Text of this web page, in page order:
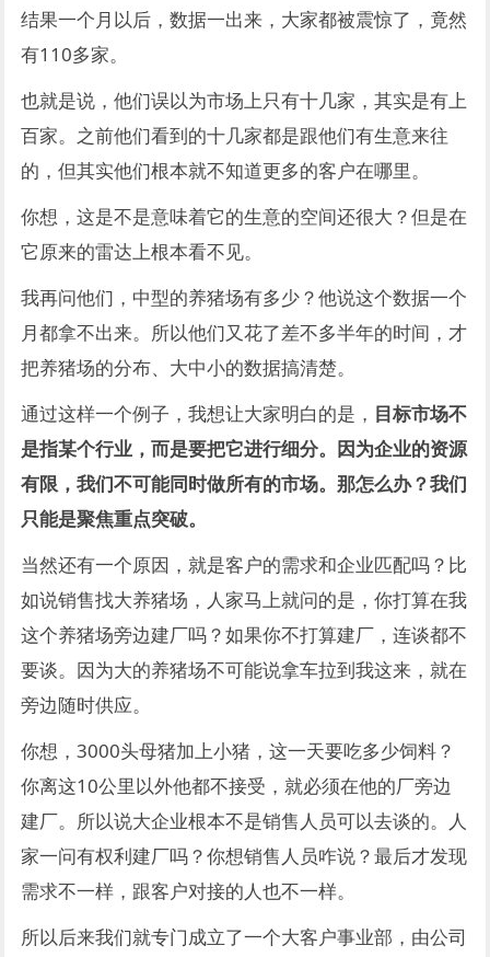
结果一个月以后，数据一出来，大家都被震惊了，竟然
有110多家。
也就是说，他们误以为市场上只有十几家，其实是有上
百家。之前他们看到的十几家都是跟他们有生意来往
的，但其实他们根本就不知道更多的客户在哪里。
你想，这是不是意味着它的生意的空间还很大？但是在
它原来的雷达上根本看不见。
我再问他们，中型的养猪场有多少？他说这个数据一个
月都拿不出来。所以他们又花了差不多半年的时间，才
把养猪场的分布、大中小的数据搞清楚。
通过这样一个例子，我想让大家明白的是， 目标市场不
是指某个行业，而是要把它进行细分。因为企业的资源
有限，我们不可能同时做所有的市场。那怎么办？我们
只能是聚焦重点突破。
当然还有一个原因，就是客户的需求和企业匹配吗？比
如说销售找大养猪场，人家马上就问的是，你打算在我
这个养猪场旁边建厂吗？如果你不打算建厂，连谈都不
要谈。因为大的养猪场不可能说拿车拉到我这来，就在
旁边随时供应。
你想，3000头母猪加上小猪，这一天要吃多少饲料？
你离这10公里以外他都不接受，就必须在他的厂旁边
建厂。所以说大企业根本不是销售人员可以去谈的。人
家一问有权利建厂吗？你想销售人员咋说？最后才发现
需求不一样，跟客户对接的人也不一样。
所以后来我们就专门成立了一个大客户事业部，由公司